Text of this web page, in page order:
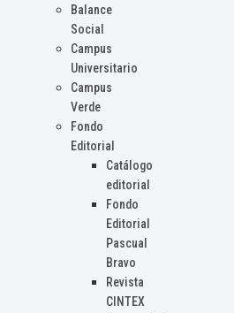
Balance
Social
Campus
Universitario
Campus
Verde
Fondo
Editorial
Catálogo
editorial
Fondo
Editorial
Pascual
Bravo
Revista
CINTEX